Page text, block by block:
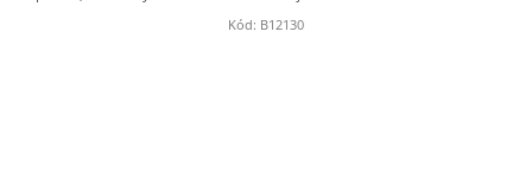
Kód: B12130